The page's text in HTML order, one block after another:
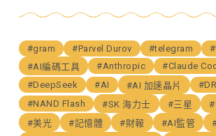
#gram #Parvel Durov #telegram
#AI編碼工具
#Anthropic
#Claude
#DeepSeek
#AI #AI 加速晶片
#NAND Flash
#SK 海力士 #三星
#美光
#記憶體 #財報 #AI監管